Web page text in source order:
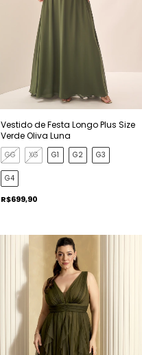
Vestido de Festa Longo Plus Size
Verde Oliva Luna
GG XG G1 G2 G3
G4
R$699,90